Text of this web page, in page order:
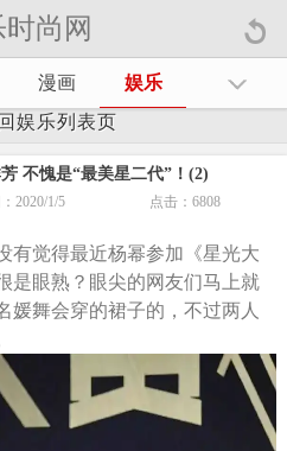
尚网
漫画
娱乐
娱乐列表页
不愧是“最美星二代”！(2)
2020/1/5 点击：6808
有觉得最近杨幂参加《星光大
是眼熟？眼尖的网友们马上就
媛舞会穿的裙子的，不过两人
机官方网站【